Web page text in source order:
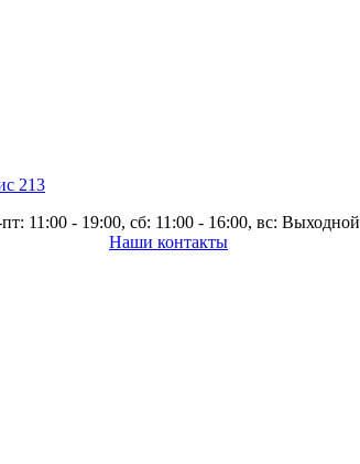
213
11:00 - 19:00, сб: 11:00 - 16:00, вс: Выходной
Наши контакты